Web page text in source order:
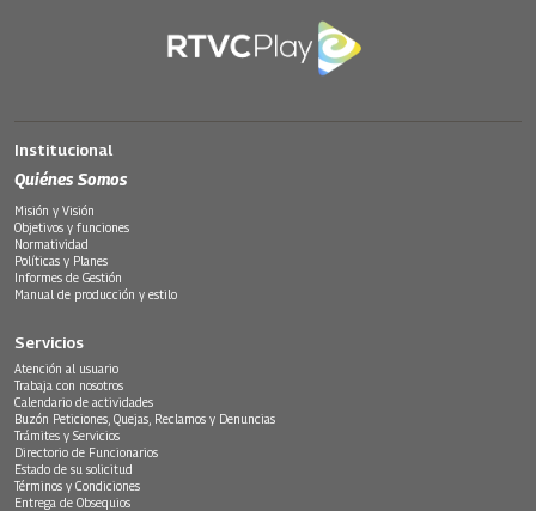
Institucional
Quiénes Somos
Misión y Visión
Objetivos y funciones
Normatividad
Políticas y Planes
Informes de Gestión
Manual de producción y estilo
Servicios
Atención al usuario
Trabaja con nosotros
Calendario de actividades
Buzón Peticiones, Quejas, Reclamos y Denuncias
Trámites y Servicios
Directorio de Funcionarios
Estado de su solicitud
Términos y Condiciones
Entrega de Obsequios